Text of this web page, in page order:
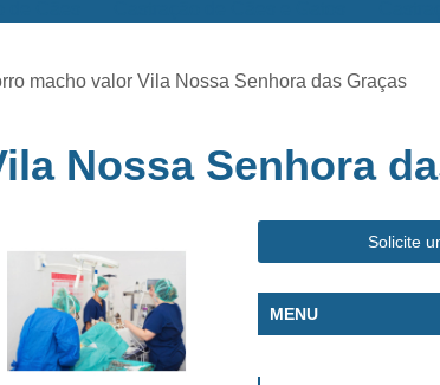
Mais Próxima
Clínica Veterinária para
Popular Caçapava
Clínica Veterinária Popular
em Animais
Exame de
em Cães
Exame de
para Animais
Exame de
Exame de Eletrocardiograma para Cachorro
macho valor Vila Nossa Senhora das Graças
Nossa Senhora
Solicite
MENU